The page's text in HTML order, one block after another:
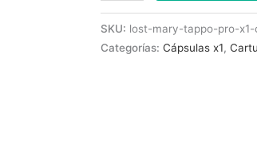
SKU: lost-mary-tappo-pro-
Categorías: Cápsulas x1,